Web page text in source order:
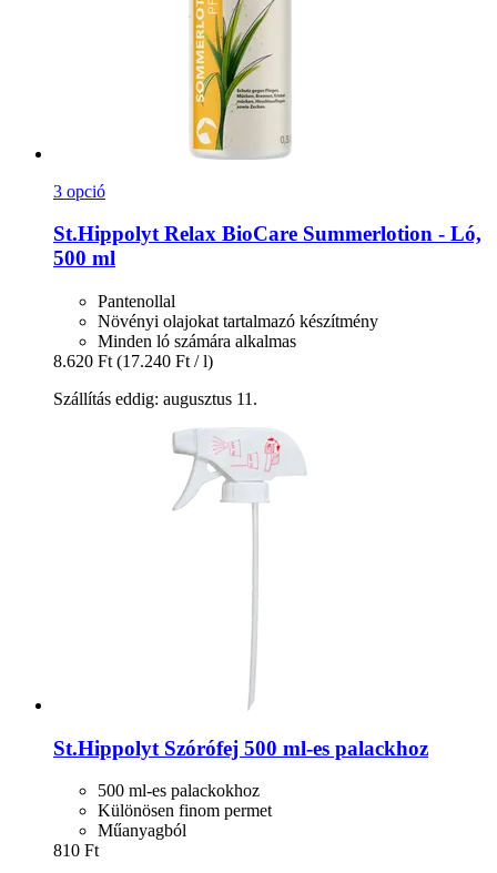
3 opció
St.HippolytRelax BioCare Summerlotion -​ Ló,
500 ml
Pantenollal
Növényi olajokat tartalmazó készítmény
Minden ló számára alkalmas
8.620 Ft (17.240 Ft / l)
Szállítás eddig: augusztus 11.
St.Hippolyt Szórófej 500 ml-​es palackhoz
500 ml-es palackokhoz
Különösen finom permet
Műanyagból
810 Ft